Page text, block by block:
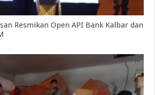
Resmikan Open API Bank Kalbar dan